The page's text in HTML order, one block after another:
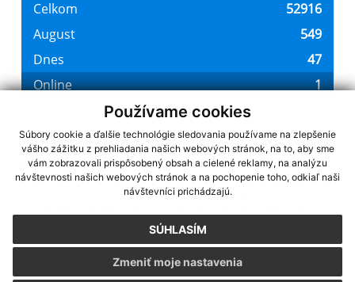
Používame cookies
Súbory cookie a ďalšie technológie sledovania používame na zlepšenie
vášho zážitku z prehliadania našich webových stránok, na to, aby sme
vám zobrazovali prispôsobený obsah a cielené reklamy, na analýzu
návštevnosti našich webových stránok a na pochopenie toho, odkiaľ naši
návštevníci prichádzajú.
SÚHLASÍM
Zmeniť moje nastavenia
využite možnosť získavania aktuálnych informácií s využitím RSS
CMS systém (redakčný) systém ECHELON 2,Mapa stránok,web portál
webex.digital, s.r.o.,domény,registrácia domény
Posledná aktualizácia:22.07.2026
Vytlačiť stránku|Vyhlásenie o prístupnosti